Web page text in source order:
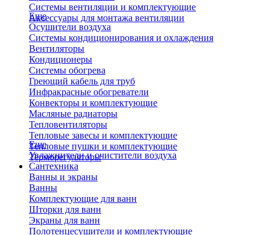
Системы вентиляции и комплектующие
Аксессуары для монтажа вентиляции
Еще
Осушители воздуха
Системы кондиционирования и охлаждения
Вентиляторы
Кондиционеры
Системы обогрева
Греющий кабель для труб
Инфракрасные обогреватели
Конвекторы и комплектующие
Масляные радиаторы
Тепловентиляторы
Тепловые завесы и комплектующие
Тепловые пушки и комплектующие
Терморегуляторы
Еще
Увлажнители и очистители воздуха
Сантехника
Ванны и экраны
Ванны
Комплектующие для ванн
Шторки для ванн
Экраны для ванн
Полотенцесушители и комплектующие